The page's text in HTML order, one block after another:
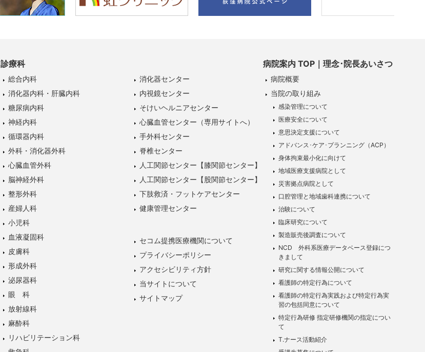
診療科
総合内科
消化器内科・肝臓内科
糖尿病内科
神経内科
循環器内科
外科・消化器外科
心臓血管外科
脳神経外科
整形外科
産婦人科
小児科
血液凝固科
皮膚科
形成外科
泌尿器科
眼 科
放射線科
麻酔科
リハビリテーション科
消化器センター
内視鏡センター
そけいヘルニアセンター
心臓血管センター（専用サイトへ）
手外科センター
脊椎センター
人工関節センター【膝関節センター】
人工関節センター【股関節センター】
下肢救済・フットケアセンター
健康管理センター
セコム提携医療機関について
プライバシーポリシー
アクセシビリティ方針
当サイトについて
サイトマップ
病院案内 TOP｜理念･院長あいさつ
病院概要
当院の取り組み
感染管理について
医療安全について
意思決定支援について
アドバンス･ケア･プランニング（ACP）
身体拘束最小化に向けて
地域医療支援病院として
災害拠点病院として
口腔管理と地域歯科連携について
治験について
臨床研究について
製造販売後調査について
NCD 外科系医療データベース登録につ
きまして
研究に関する情報公開について
看護師の特定行為について
看護師の特定行為実践および特定行為実
習の包括同意について
特定行為研修 指定研修機関の指定につい
て
T.ナース活動紹介